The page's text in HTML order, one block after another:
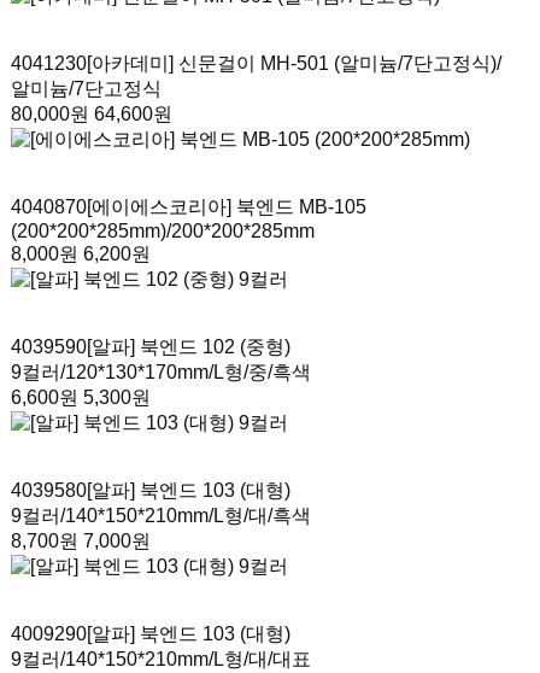
4041230[아카데미] 신문걸이 MH-501 (알미늄/7단고정식)/
알미늄/7단고정식
80,000원 64,600원
4040870[에이에스코리아] 북엔드 MB-105
(200*200*285mm)/200*200*285mm
8,000원 6,200원
4039590[알파] 북엔드 102 (중형)
9컬러/120*130*170mm/L형/중/흑색
6,600원 5,300원
4039580[알파] 북엔드 103 (대형)
9컬러/140*150*210mm/L형/대/흑색
8,700원 7,000원
4009290[알파] 북엔드 103 (대형)
9컬러/140*150*210mm/L형/대/대표